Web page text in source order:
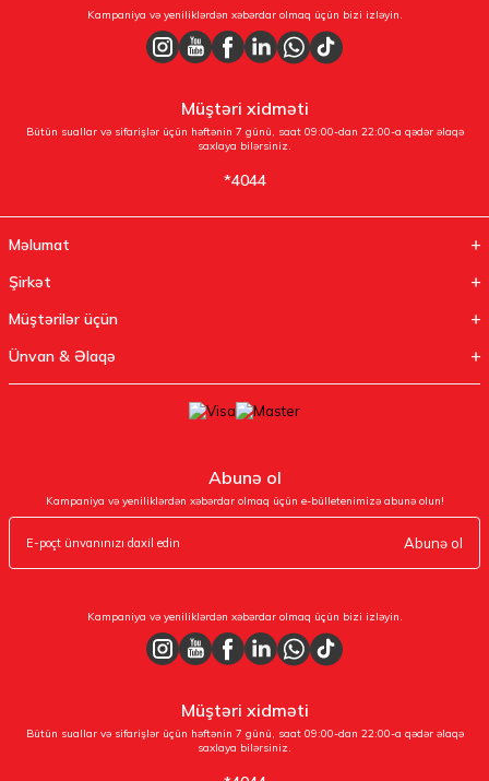
Kampaniya və yeniliklərdən xəbərdar olmaq üçün bizi izləyin.
Müştəri xidməti
Bütün suallar və sifarişlər üçün həftənin 7 günü, saat 09:00-dan 22:00-a qədər əlaqə
saxlaya bilərsiniz.
*4044
Məlumat
Şirkət
Müştərilər üçün
Ünvan & Əlaqə
Abunə ol
Kampaniya və yeniliklərdən xəbərdar olmaq üçün e-bülletenimizə abunə olun!
Abunə ol
Kampaniya və yeniliklərdən xəbərdar olmaq üçün bizi izləyin.
Müştəri xidməti
Bütün suallar və sifarişlər üçün həftənin 7 günü, saat 09:00-dan 22:00-a qədər əlaqə
saxlaya bilərsiniz.